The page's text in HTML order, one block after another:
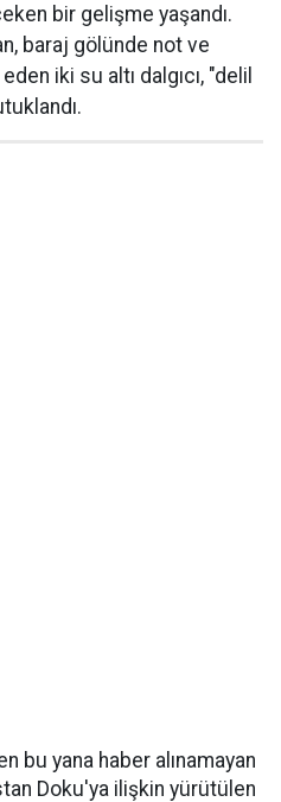
bir gelişme yaşandı.
baraj gölünde not ve
iki su altı dalgıcı, "delil
bu yana haber alınamayan
Doku'ya ilişkin yürütülen